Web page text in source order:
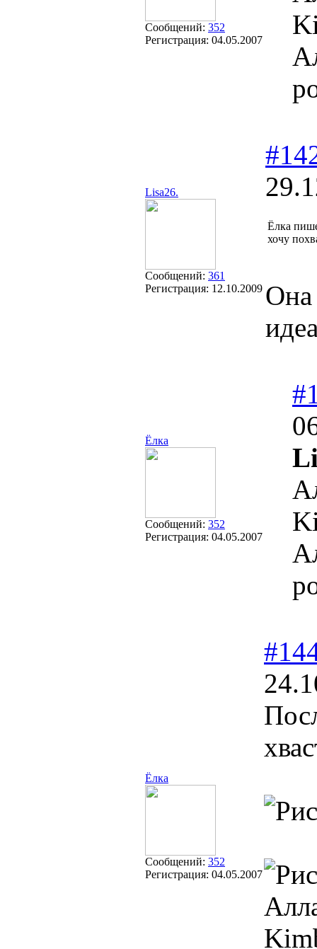
Сообщений: 352
Регистрация: 04.05.2007
Lisa26.
Сообщений: 361
Регистрация: 12.10.2009
Ёлка
хочу
Она
Ёлка
Сообщений: 352
Регистрация: 04.05.2007
Ёлка
Сообщений: 352
Регистрация: 04.05.2007